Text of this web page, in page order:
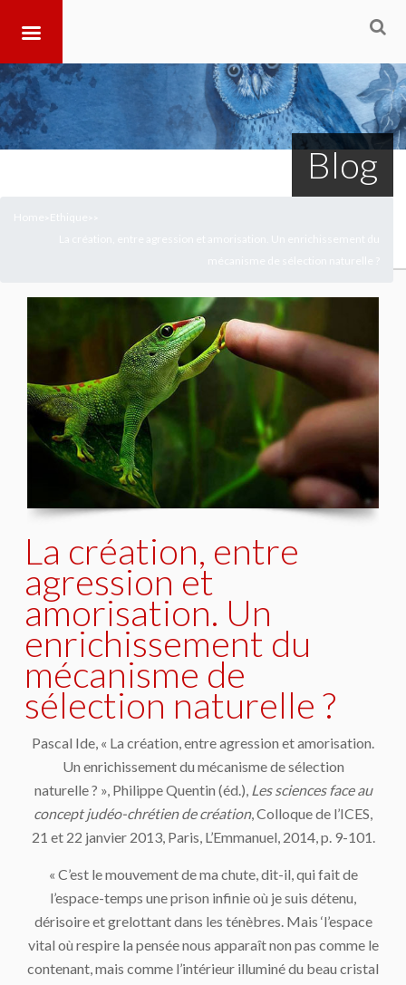
Blog
La création, entre
agression et
amorisation. Un
enrichissement du
mécanisme de
sélection naturelle ?
Pascal Ide, « La création, entre agression et amorisation.
Un enrichissement du mécanisme de sélection
naturelle ? », Philippe Quentin (éd.), Les sciences face au
concept judéo-chrétien de création, Colloque de l’ICES,
21 et 22 janvier 2013, Paris, L’Emmanuel, 2014, p. 9-101.
« C’est le mouvement de ma chute, dit-il, qui fait de
l’espace-temps une prison infinie où je suis détenu,
dérisoire et grelottant dans les ténèbres. Mais ‘l’espace
vital où respire la pensée nous apparaît non pas comme le
contenant, mais comme l’intérieur illuminé du beau cristal